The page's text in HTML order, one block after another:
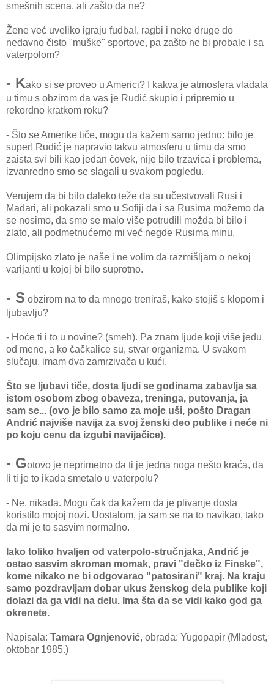
smešnih scena, ali zašto da ne?
Žene već uveliko igraju fudbal, ragbi i neke druge do
nedavno čisto "muške" sportove, pa zašto ne bi probale i sa
vaterpolom?
- Kako si se proveo u Americi? I kakva je atmosfera vladala
u timu s obzirom da vas je Rudić skupio i pripremio u
rekordno kratkom roku?
- Što se Amerike tiče, mogu da kažem samo jedno: bilo je
super! Rudić je napravio takvu atmosferu u timu da smo
zaista svi bili kao jedan čovek, nije bilo trzavica i problema,
izvanredno smo se slagali u svakom pogledu.
Verujem da bi bilo daleko teže da su učestvovali Rusi i
Mađari, ali pokazali smo u Sofiji da i sa Rusima možemo da
se nosimo, da smo se malo više potrudili možda bi bilo i
zlato, ali podmetnućemo mi već negde Rusima minu.
Olimpijsko zlato je naše i ne volim da razmišljam o nekoj
varijanti u kojoj bi bilo suprotno.
- S obzirom na to da mnogo treniraš, kako stojiš s klopom i
ljubavlju?
- Hoće ti i to u novine? (smeh). Pa znam ljude koji više jedu
od mene, a ko čačkalice su, stvar organizma. U svakom
slučaju, imam dva zamrzivača u kući.
Što se ljubavi tiče, dosta ljudi se godinama zabavlja sa
istom osobom zbog obaveza, treninga, putovanja, ja
sam se... (ovo je bilo samo za moje uši, pošto Dragan
Andrić najviše navija za svoj ženski deo publike i neće ni
po koju cenu da izgubi navijačice).
- Gotovo je neprimetno da ti je jedna noga nešto kraća, da
li ti je to ikada smetalo u vaterpolu?
- Ne, nikada. Mogu čak da kažem da je plivanje dosta
koristilo mojoj nozi. Uostalom, ja sam se na to navikao, tako
da mi je to sasvim normalno.
Iako toliko hvaljen od vaterpolo-stručnjaka, Andrić je
ostao sasvim skroman momak, pravi "dečko iz Finske",
kome nikako ne bi odgovarao "patosirani" kraj. Na kraju
samo pozdravljam dobar ukus ženskog dela publike koji
dolazi da ga vidi na delu. Ima šta da se vidi kako god ga
okrenete.
Napisala: Tamara Ognjenović, obrada: Yugopapir (Mladost,
oktobar 1985.)